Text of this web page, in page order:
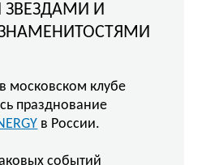
И
московском клубе
празднование
в России.
событий